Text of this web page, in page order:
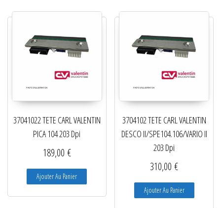
37041022 TETE CARL VALENTIN
PICA 104 203 Dpi
189,00 €
Ajouter Au Panier
3704102 TETE CARL VALENTIN
DESCO II/SPE104.106/VARIO II
203 Dpi
310,00€
Ajouter Au Panier